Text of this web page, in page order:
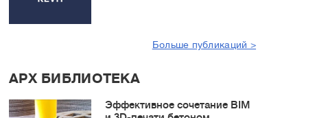
Больше публикаций >
АРХ БИБЛИОТЕКА
Эффективное сочетание BIM